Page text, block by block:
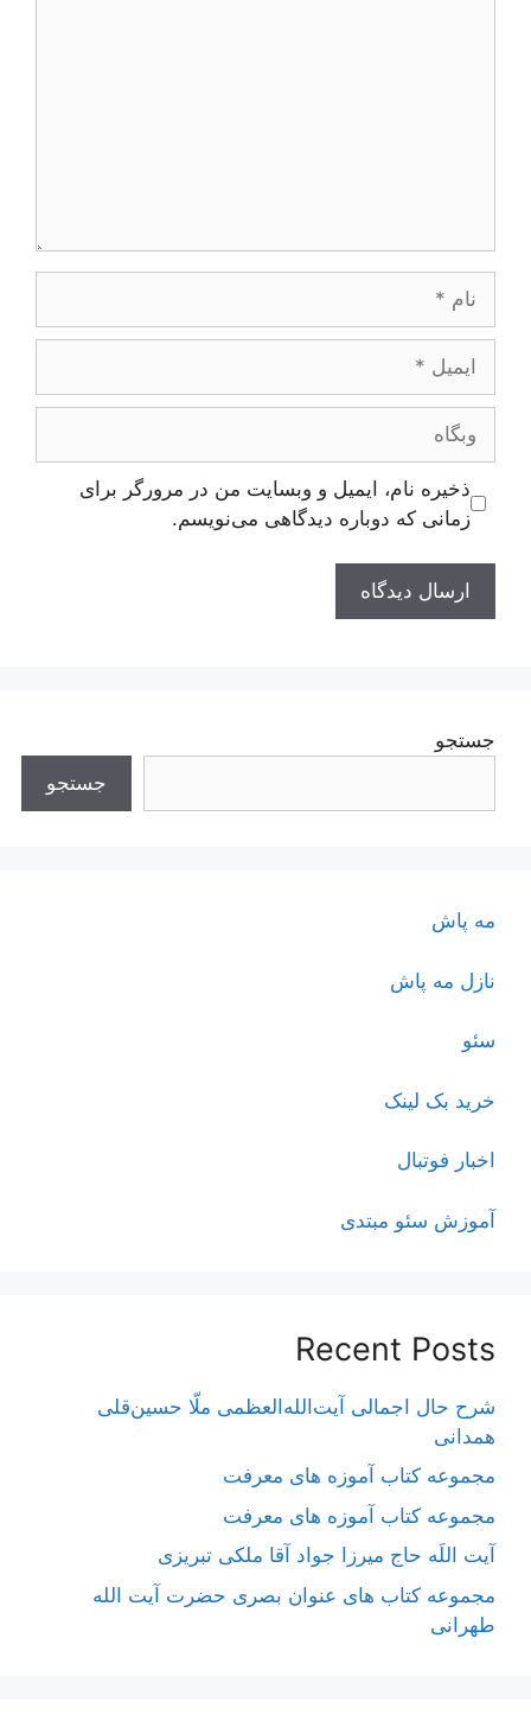
وبگاه
ذخیره نام، ایمیل و وبسایت من در مرورگر برای
زمانی که دوباره دیدگاهی می‌نویسم.
جستجو
جستجو
مه پاش
نازل مه پاش
سئو
خرید بک لینک
اخبار فوتبال
آموزش سئو مبتدی
Recent Posts
شرح حال اجمالی آیت‌الله‌العظمی ملّا حسین‌قلی
همدانی
مجموعه کتاب آموزه های معرفت
مجموعه کتاب آموزه های معرفت
آیت اللَه حاج میرزا جواد آقا ملکی تبریزی
مجموعه کتاب های عنوان بصری حضرت آیت الله
طهرانی